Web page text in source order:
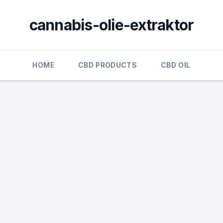
cannabis-olie-extraktor
HOME CBD PRODUCTS CBD OIL